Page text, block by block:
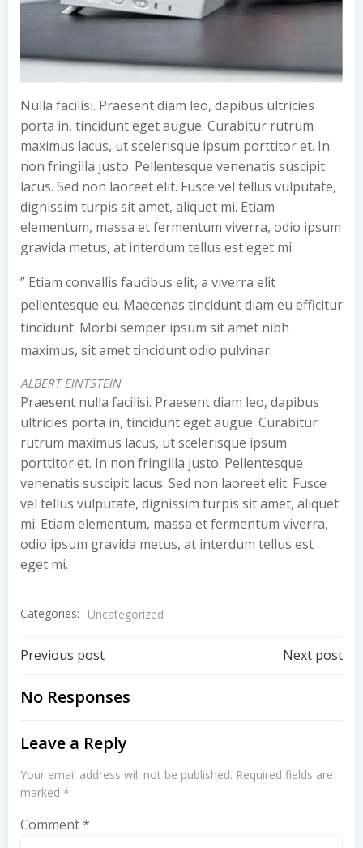
Nulla facilisi. Praesent diam leo, dapibus ultricies
porta in, tincidunt eget augue. Curabitur rutrum
maximus lacus, ut scelerisque ipsum porttitor et. In
non fringilla justo. Pellentesque venenatis suscipit
lacus. Sed non laoreet elit. Fusce vel tellus vulputate,
dignissim turpis sit amet, aliquet mi. Etiam
elementum, massa et fermentum viverra, odio ipsum
gravida metus, at interdum tellus est eget mi.
” Etiam convallis faucibus elit, a viverra elit
pellentesque eu. Maecenas tincidunt diam eu efficitur
tincidunt. Morbi semper ipsum sit amet nibh
maximus, sit amet tincidunt odio pulvinar.
ALBERT EINTSTEIN
Praesent nulla facilisi. Praesent diam leo, dapibus
ultricies porta in, tincidunt eget augue. Curabitur
rutrum maximus lacus, ut scelerisque ipsum
porttitor et. In non fringilla justo. Pellentesque
venenatis suscipit lacus. Sed non laoreet elit. Fusce
vel tellus vulputate, dignissim turpis sit amet, aliquet
mi. Etiam elementum, massa et fermentum viverra,
odio ipsum gravida metus, at interdum tellus est
eget mi.
Categories: Uncategorized
Post
navigation
Previous post Next post
No Responses
Leave a Reply
Your email address will not be published. Required fields are
marked *
Comment*